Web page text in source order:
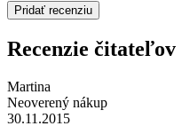
Pridať recenziu
Recenzie čitateľov
Martina
Neoverený nákup
30.11.2015